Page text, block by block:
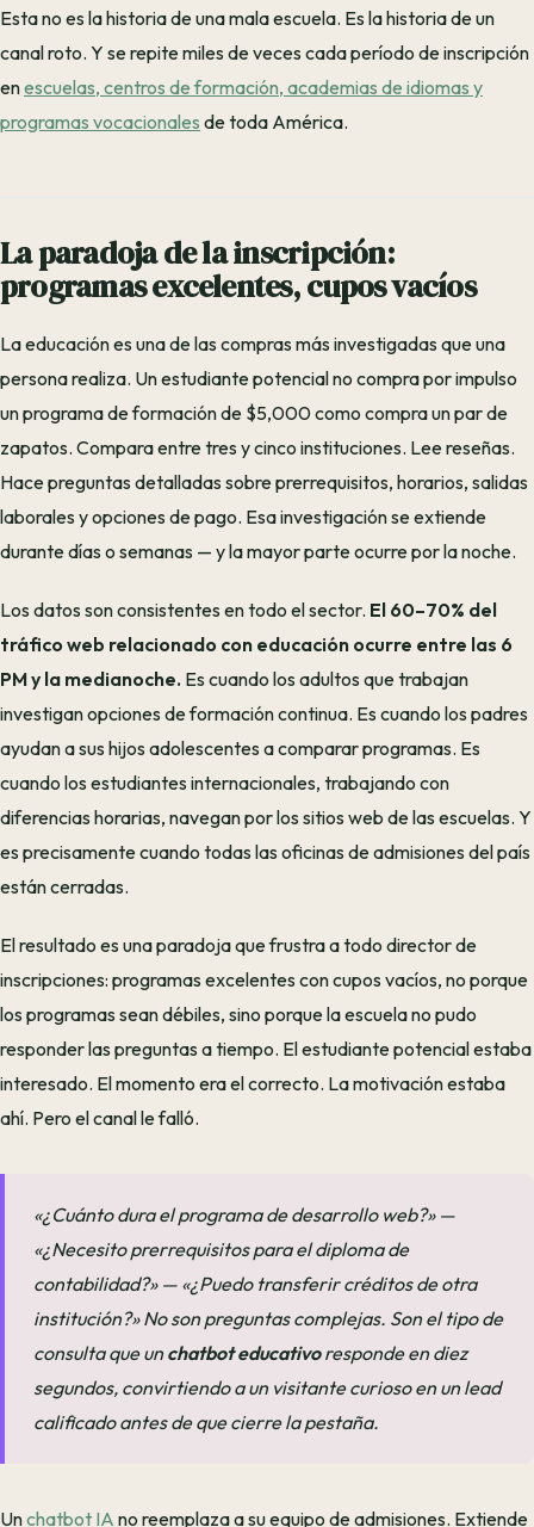
Esta no es la historia de una mala escuela. Es la historia de un
canal roto. Y se repite miles de veces cada período de inscripción
enescuelas, centros de formación, academias de idiomas y
programas vocacionales de toda América.
La paradoja de la inscripción:
programas excelentes, cupos vacíos
La educación es una de las compras más investigadas que una
persona realiza. Un estudiante potencial no compra por impulso
un programa de formación de $5,000 como compra un par de
zapatos. Compara entre tres y cinco instituciones. Lee reseñas.
Hace preguntas detalladas sobre prerrequisitos, horarios, salidas
laborales y opciones de pago. Esa investigación se extiende
durante días o semanas — y la mayor parte ocurre por la noche.
Los datos son consistentes en todo el sector. El 60–70% del
tráfico web relacionado con educación ocurre entre las 6
PM y la medianoche. Es cuando los adultos que trabajan
investigan opciones de formación continua. Es cuando los padres
ayudan a sus hijos adolescentes a comparar programas. Es
cuando los estudiantes internacionales, trabajando con
diferencias horarias, navegan por los sitios web de las escuelas. Y
es precisamente cuando todas las oficinas de admisiones del país
están cerradas.
El resultado es una paradoja que frustra a todo director de
inscripciones: programas excelentes con cupos vacíos, no porque
los programas sean débiles, sino porque la escuela no pudo
responder las preguntas a tiempo. El estudiante potencial estaba
interesado. El momento era el correcto. La motivación estaba
ahí. Pero el canal le falló.
«¿Cuánto dura el programa de desarrollo web?» —
«¿Necesito prerrequisitos para el diploma de
contabilidad?» — «¿Puedo transferir créditos de otra
institución?» No son preguntas complejas. Son el tipo de
consulta que unchatbot educativoresponde en diez
segundos, convirtiendo a un visitante curioso en un lead
calificado antes de que cierre la pestaña.
Unchatbot IA no reemplaza a su equipo de admisiones. Extiende